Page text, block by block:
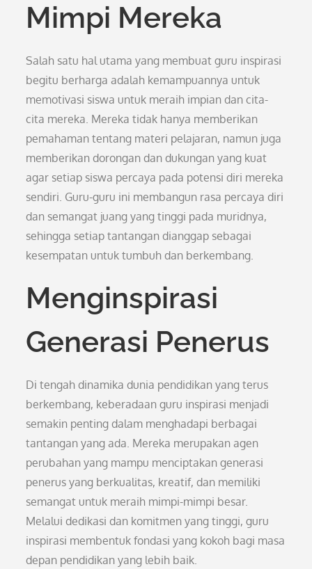
Mimpi Mereka
Salah satu hal utama yang membuat guru inspirasi
begitu berharga adalah kemampuannya untuk
memotivasi siswa untuk meraih impian dan cita-
cita mereka. Mereka tidak hanya memberikan
pemahaman tentang materi pelajaran, namun juga
memberikan dorongan dan dukungan yang kuat
agar setiap siswa percaya pada potensi diri mereka
sendiri. Guru-guru ini membangun rasa percaya diri
dan semangat juang yang tinggi pada muridnya,
sehingga setiap tantangan dianggap sebagai
kesempatan untuk tumbuh dan berkembang.
Menginspirasi
Generasi Penerus
Di tengah dinamika dunia pendidikan yang terus
berkembang, keberadaan guru inspirasi menjadi
semakin penting dalam menghadapi berbagai
tantangan yang ada. Mereka merupakan agen
perubahan yang mampu menciptakan generasi
penerus yang berkualitas, kreatif, dan memiliki
semangat untuk meraih mimpi-mimpi besar.
Melalui dedikasi dan komitmen yang tinggi, guru
inspirasi membentuk fondasi yang kokoh bagi masa
depan pendidikan yang lebih baik.